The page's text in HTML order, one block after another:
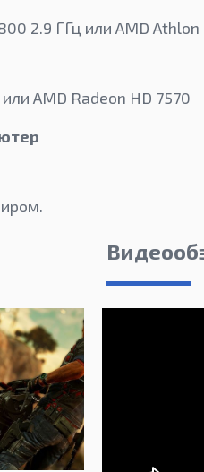
2.9 ГГц или AMD
AMD Radeon HD 7570